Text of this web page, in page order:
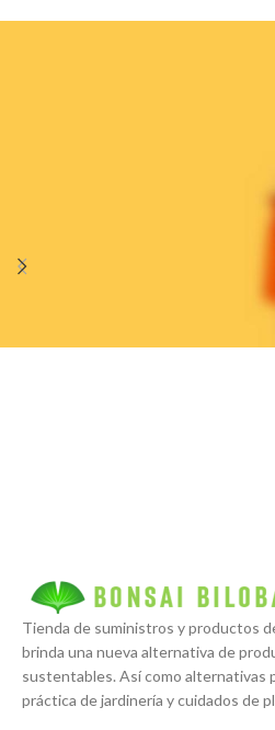
Tienda de suministros y productos
brinda una nueva alternativa de
sustentables. Así como alternativas
práctica de jardinería y cuidados de